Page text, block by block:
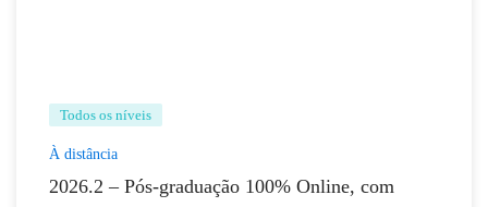
Todos os níveis
À distância
2026.2 – Pós-graduação 100% Online, com